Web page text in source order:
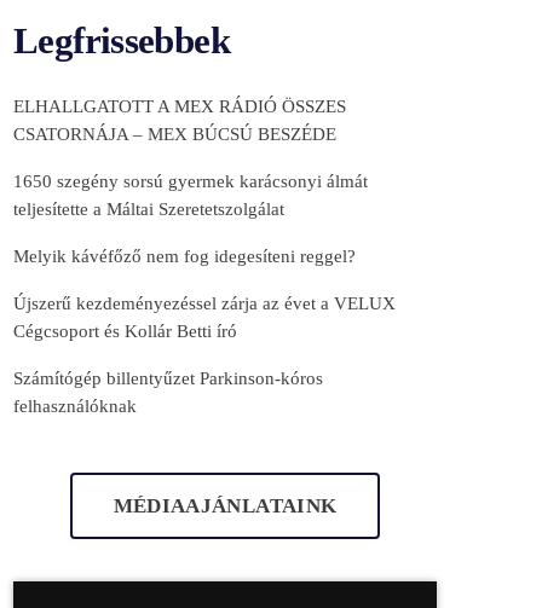
Legfrissebbek
ELHALLGATOTT A MEX RÁDIÓ ÖSSZES
CSATORNÁJA – MEX BÚCSÚ BESZÉDE
1650 szegény sorsú gyermek karácsonyi álmát
teljesítette a Máltai Szeretetszolgálat
Melyik kávéfőző nem fog idegesíteni reggel?
Újszerű kezdeményezéssel zárja az évet a VELUX
Cégcsoport és Kollár Betti író
Számítógép billentyűzet Parkinson-kóros
felhasználóknak
MÉDIAAJÁNLATAINK